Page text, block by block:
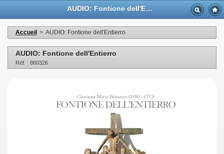
AUDIO: Fontione dell'Entierro - Casa Musicale Eco
Accueil > AUDIO: Fontione dell'Entierro
AUDIO: Fontione dell'Entierro
Réf. : 860326